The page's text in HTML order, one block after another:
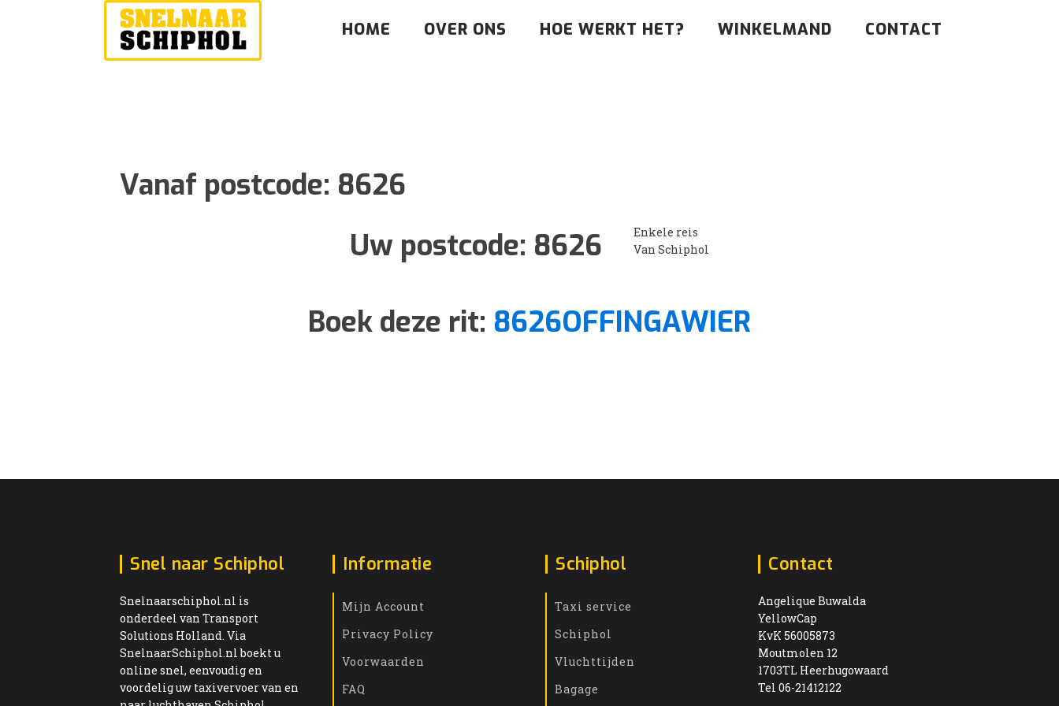
HOME OVER ONS HOE WERKT HET? WINKELMAND CONTACT
Vanaf postcode: 8626
Uw postcode: 8626
Enkele reis
Van Schiphol
Boek deze rit: 8626OFFINGAWIER
Snel naar Schiphol
Snelnaarschiphol.nl is
onderdeel van Transport
Solutions Holland. Via
SnelnaarSchiphol.nl boekt u
online snel, eenvoudig en
voordelig uw taxivervoer van en
Informatie
Mijn Account
Privacy Policy
Voorwaarden
FAQ
Schiphol
Taxi service
Schiphol
Vluchttijden
Bagage
Contact
Angelique Buwalda
YellowCap
KvK 56005873
Moutmolen 12
1703TL Heerhugowaard
Tel 06-21412122